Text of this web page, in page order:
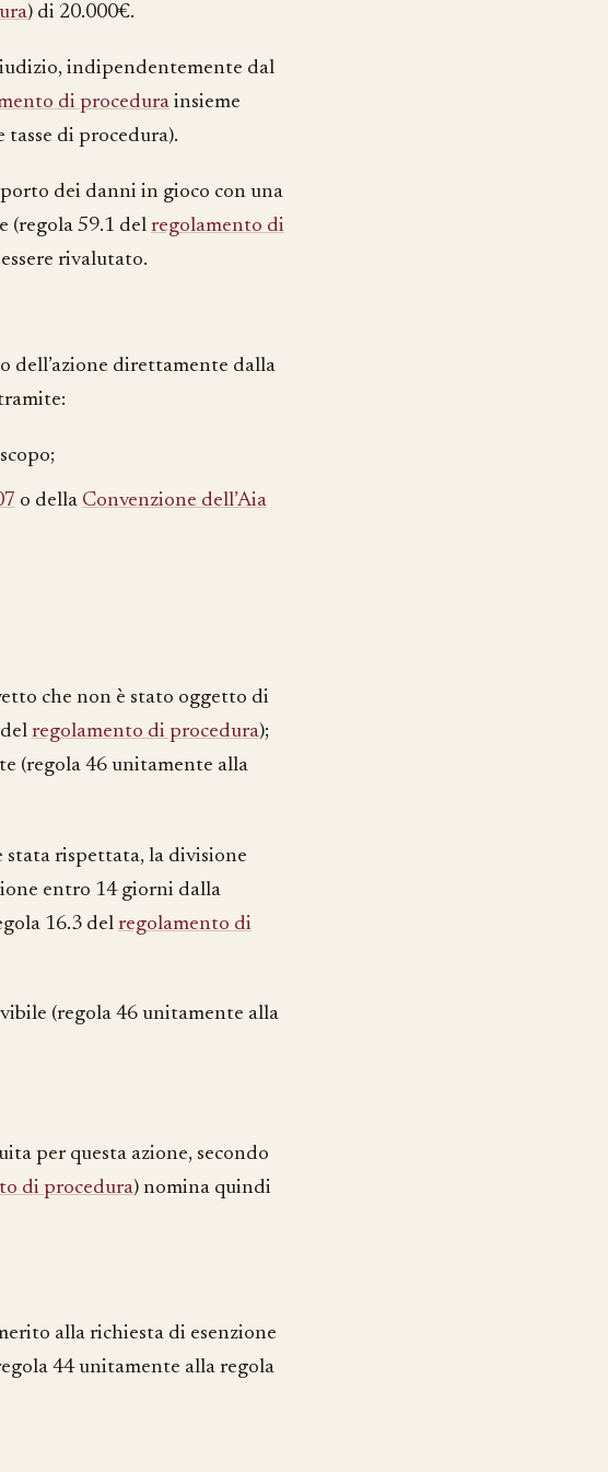
) di 20.000€.
indipendentemente dal
di procedura insieme
di procedura).
dei danni in gioco con una
(regola 59.1 del regolamento di
rivalutato.
dell’azione direttamente dalla
o della Convenzione dell’Aia
che non è stato oggetto di
regolamento di procedura);
(regola 46 unitamente alla
stata rispettata, la divisione
entro 14 giorni dalla
16.3 del regolamento di
(regola 46 unitamente alla
per questa azione, secondo
di procedura) nomina quindi
alla richiesta di esenzione
44 unitamente alla regola